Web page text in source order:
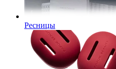
Ресницы